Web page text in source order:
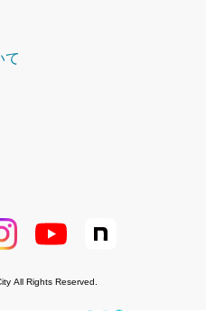
て
All Rights Reserved.